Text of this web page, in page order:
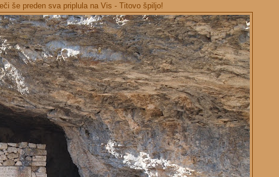
še preden sva priplula na Vis - Titovo špiljo!